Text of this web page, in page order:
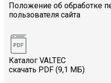
Положение об обработке
пользователя сайта
Каталог VALTEC
скачать PDF (9,1 МБ)